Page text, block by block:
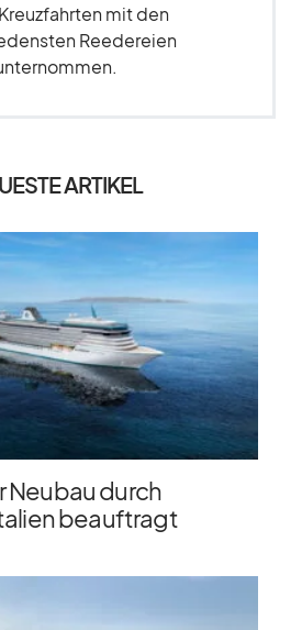
mit den
Reedereien
ARTIKEL
Neubau durch
beauftragt